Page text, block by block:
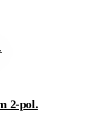
2-pol.